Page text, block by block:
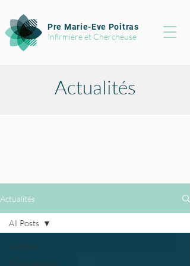
Pre Marie-Eve Poitras
Infirmière et Chercheuse
Actualités
Actualités
All Posts
Financements
All Posts